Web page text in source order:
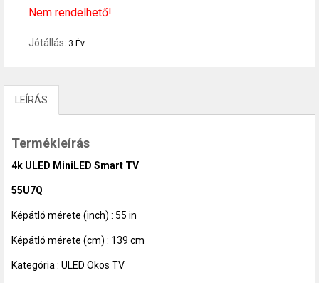
Nem rendelhető!
Jótállás: 3 Év
LEÍRÁS
Termékleírás
4k ULED MiniLED Smart TV
55U7Q
Képátló mérete (inch) : 55 in
Képátló mérete (cm) : 139 cm
Kategória : ULED Okos TV